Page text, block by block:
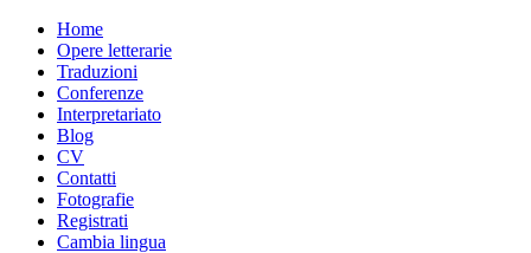
Home
Opere letterarie
Traduzioni
Conferenze
Interpretariato
Blog
CV
Contatti
Fotografie
Registrati
Cambia lingua